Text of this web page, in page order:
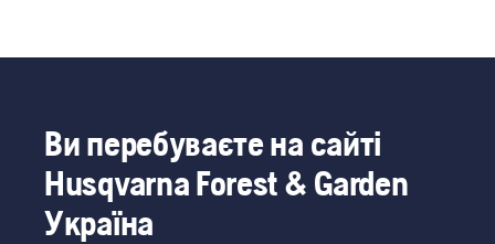
Ви перебуваєте на сайті
Husqvarna Forest & Garden
Україна